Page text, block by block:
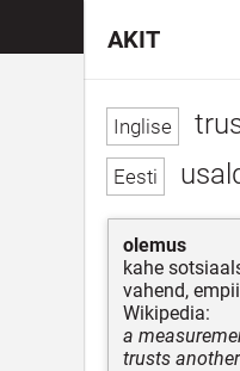
olemus
kahe
vahend,
Wikipedia:
a
trusts
AKIT